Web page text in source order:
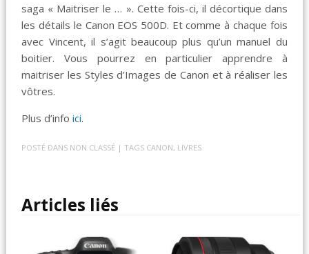
saga « Maitriser le … ». Cette fois-ci, il décortique dans
les détails le Canon EOS 500D. Et comme à chaque fois
avec Vincent, il s’agit beaucoup plus qu’un manuel du
boitier. Vous pourrez en particulier apprendre à
maitriser les Styles d’Images de Canon et à réaliser les
vôtres.
Plus d’infoici.
POSTÉ DANS NON CLASSÉ | TAGS CANON, LIVRES
Articles liés